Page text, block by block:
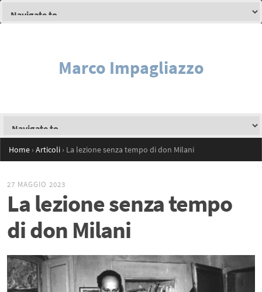
Marco Impagliazzo
Home › Articoli › La lezione senza tempo di don Milani
27 MAGGIO 2023
La lezione senza tempo
di don Milani